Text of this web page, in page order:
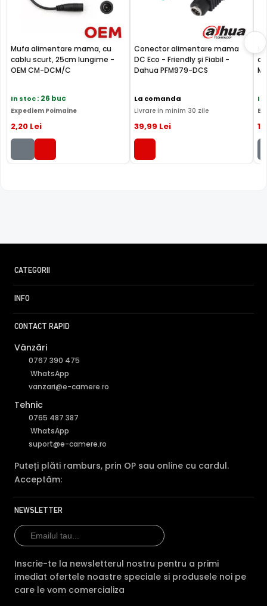
Mufa alimentare mama, cu
cablu scurt, 25cm lungime -
OEM CM-DCM/C
In stoc: 26 buc
Expediem Poimaine
2,20 Lei
Conector alimentare mama
DC Eco - Friendly și Fiabil -
Dahua PFM979-DCS
La comanda
Livrare in minim 30 zile
39,99 Lei
In
1
CATEGORII
INFO
CONTACT RAPID
Vânzări
0767 390 475
WhatsApp
vanzari@e-camere.ro
Tehnic
0765 487 387
WhatsApp
suport@e-camere.ro
Puteți plăti ramburs, prin OP sau online cu cardul.
Acceptăm:
NEWSLETTER
Inscrie-te la newsletterul nostru pentru a primi
imediat ofertele noastre speciale si produsele noi pe
care le vom comercializa